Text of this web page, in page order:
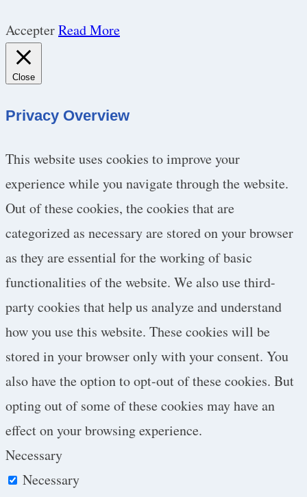
AccepterRead More
Close
Privacy Overview
This website uses cookies to improve your
experience while you navigate through the website.
Out of these cookies, the cookies that are
categorized as necessary are stored on your browser
as they are essential for the working of basic
functionalities of the website. We also use third-
party cookies that help us analyze and understand
how you use this website. These cookies will be
stored in your browser only with your consent. You
also have the option to opt-out of these cookies. But
opting out of some of these cookies may have an
effect on your browsing experience.
Necessary
Necessary